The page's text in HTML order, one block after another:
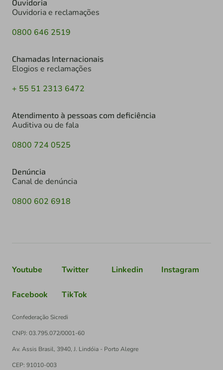
Ouvidoria
Ouvidoria e reclamações
0800 646 2519
Chamadas Internacionais
Elogios e reclamações
+ 55 51 2313 6472
Atendimento à pessoas com deficiência
Auditiva ou de fala
0800 724 0525
Denúncia
Canal de denúncia
0800 602 6918
Youtube Twitter Linkedin Instagram
Facebook TikTok
Confederação Sicredi
CNPJ: 03.795.072/0001-60
Av. Assis Brasil, 3940, J. Lindóia - Porto Alegre
CEP: 91010-003